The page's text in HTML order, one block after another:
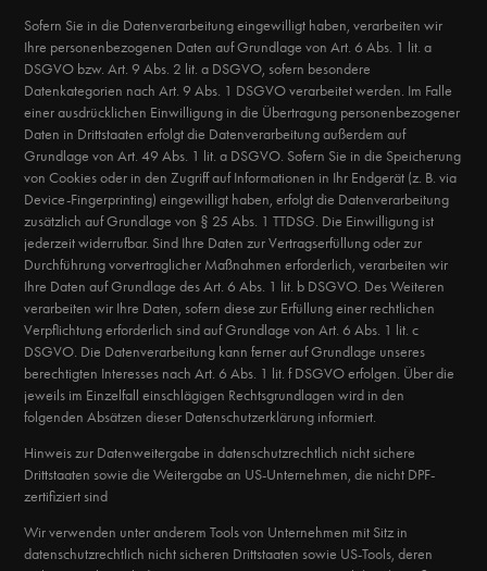
Sofern Sie in die Datenverarbeitung eingewilligt haben, verarbeiten wir
Ihre personenbezogenen Daten auf Grundlage von Art. 6 Abs. 1 lit. a
DSGVO bzw. Art. 9 Abs. 2 lit. a DSGVO, sofern besondere
Datenkategorien nach Art. 9 Abs. 1 DSGVO verarbeitet werden. Im Falle
einer ausdrücklichen Einwilligung in die Übertragung personenbezogener
Daten in Drittstaaten erfolgt die Datenverarbeitung außerdem auf
Grundlage von Art. 49 Abs. 1 lit. a DSGVO. Sofern Sie in die Speicherung
von Cookies oder in den Zugriff auf Informationen in Ihr Endgerät (z. B. via
Device-Fingerprinting) eingewilligt haben, erfolgt die Datenverarbeitung
zusätzlich auf Grundlage von § 25 Abs. 1 TTDSG. Die Einwilligung ist
jederzeit widerrufbar. Sind Ihre Daten zur Vertragserfüllung oder zur
Durchführung vorvertraglicher Maßnahmen erforderlich, verarbeiten wir
Ihre Daten auf Grundlage des Art. 6 Abs. 1 lit. b DSGVO. Des Weiteren
verarbeiten wir Ihre Daten, sofern diese zur Erfüllung einer rechtlichen
Verpflichtung erforderlich sind auf Grundlage von Art. 6 Abs. 1 lit. c
DSGVO. Die Datenverarbeitung kann ferner auf Grundlage unseres
berechtigten Interesses nach Art. 6 Abs. 1 lit. f DSGVO erfolgen. Über die
jeweils im Einzelfall einschlägigen Rechtsgrundlagen wird in den
folgenden Absätzen dieser Datenschutzerklärung informiert.
Hinweis zur Datenweitergabe in datenschutzrechtlich nicht sichere
Drittstaaten sowie die Weitergabe an US-Unternehmen, die nicht DPF-
zertifiziert sind
Wir verwenden unter anderem Tools von Unternehmen mit Sitz in
datenschutzrechtlich nicht sicheren Drittstaaten sowie US-Tools, deren